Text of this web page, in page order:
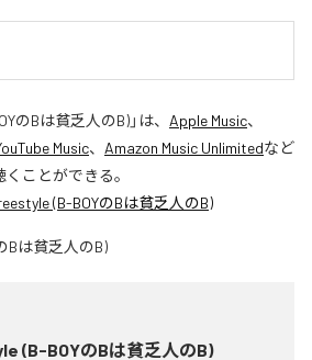
のBは貧乏人のB)」は、 Apple Music、
Music、 Amazon Music Unlimitedなど
ことができる。
(B-BOYのBは貧乏人のB)
(B-BOYのBは貧乏人のB)